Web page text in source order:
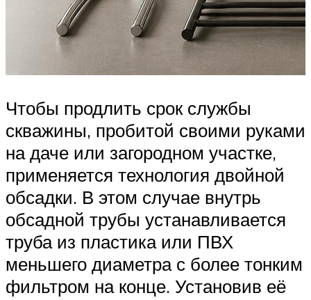
Чтобы продлить срок службы
скважины, пробитой своими руками
на даче или загородном участке,
применяется технология двойной
обсадки. В этом случае внутрь
обсадной трубы устанавливается
труба из пластика или ПВХ
меньшего диаметра с более тонким
фильтром на конце. Установив её